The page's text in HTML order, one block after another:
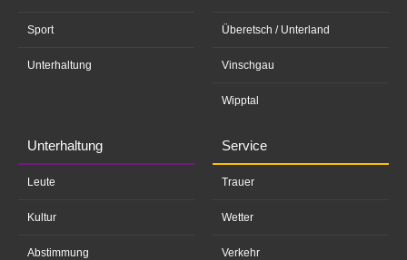
Sport
Unterhaltung
Überetsch / Unterland
Vinschgau
Wipptal
Unterhaltung
Leute
Kultur
Abstimmung
Service
Trauer
Wetter
Verkehr